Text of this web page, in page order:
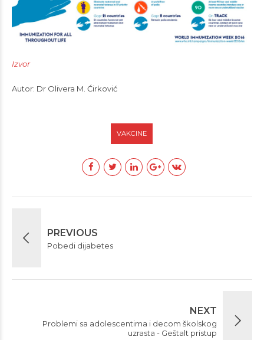
Izvor
Autor: Dr Olivera M. Ćirković
VAKCINE
PREVIOUS
Pobedi dijabetes
NEXT
Problemi sa adolescentima i decom školskog
uzrasta - Geštalt pristup